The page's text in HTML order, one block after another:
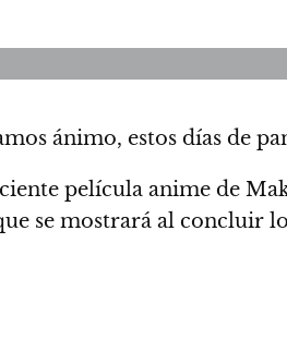
ánimo, estos días de
película anime de
se mostrará al concluir